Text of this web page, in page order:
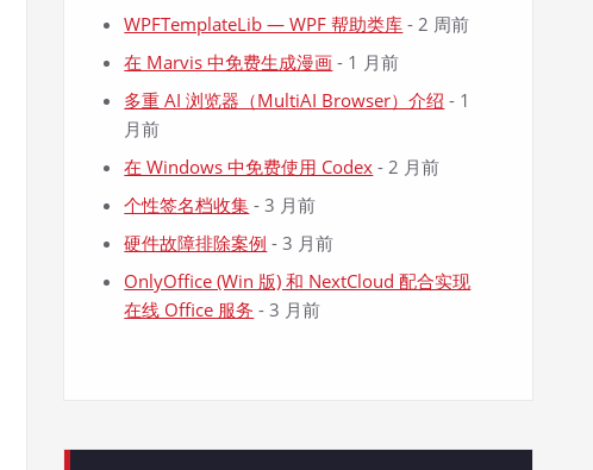
WPFTemplateLib — WPF 帮助类库 - 2 周前
在 Marvis 中免费生成漫画 - 1 月前
多重 AI 浏览器（MultiAI Browser）介绍 - 1
月前
在 Windows 中免费使用 Codex - 2 月前
个性签名档收集 - 3 月前
硬件故障排除案例 - 3 月前
OnlyOffice (Win 版) 和 NextCloud 配合实现
在线 Office 服务 - 3 月前